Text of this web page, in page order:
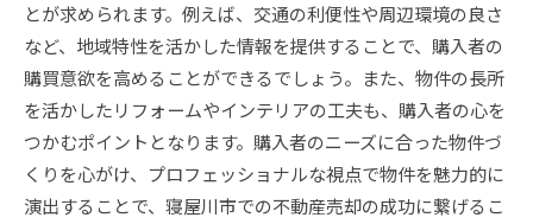
とが求められます。例えば、交通の利便性や周辺環境の良さ
など、地域特性を活かした情報を提供することで、購入者の
購買意欲を高めることができるでしょう。また、物件の長所
を活かしたリフォームやインテリアの工夫も、購入者の心を
つかむポイントとなります。購入者のニーズに合った物件づ
くりを心がけ、プロフェッショナルな視点で物件を魅力的に
演出することで、寝屋川市での不動産売却の成功に繋げるこ